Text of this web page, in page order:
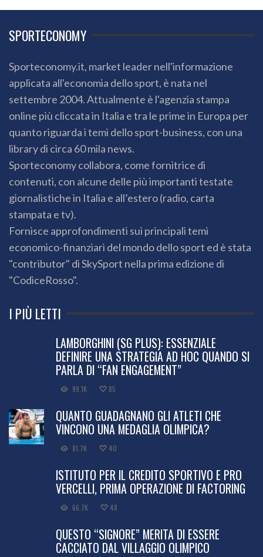
SPORTECONOMY
Sporteconomy.it, market leader nell'informazione
applicata all'economia dello sport, è nata nel
settembre 2004. Attualmente è l'agenzia stampa
online più cliccata in Italia e tra le prime in Europa per
quanto riguarda i temi dello sport-business, con una
library di circa 60 mila news.
Sporteconomy collabora, come fornitrice di
contenuti, con alcune delle più importanti testate
giornalistiche in Italia e all’estero (radio, carta
stampata e tv).
Fornisce approfondimenti sui principali temi
economico-finanziari del mondo dello sport ed è stata
"contributor" di SkySport nella prima edizione di
"CodiceRosso".
I PIÙ LETTI
LAMBORGHINI (SG PLUS): ESSENZIALE
DEFINIRE UNA STRATEGIA AD HOC QUANDO SI
PARLA DI “FAN ENGAGEMENT”
99.1K 85
QUANTO GUADAGNANO GLI ATLETI CHE
VINCONO UNA MEDAGLIA OLIMPICA?
81.7K 40
ISTITUTO PER IL CREDITO SPORTIVO E PRO
VERCELLI, PRIMA OPERAZIONE DI FACTORING
66.7K 48
QUESTO “SIGNORE” MERITA DI ESSERE
CACCIATO DAL VILLAGGIO OLIMPICO